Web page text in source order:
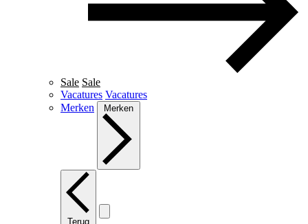
Sale Sale
Vacatures Vacatures
Merken
Merken
Terug